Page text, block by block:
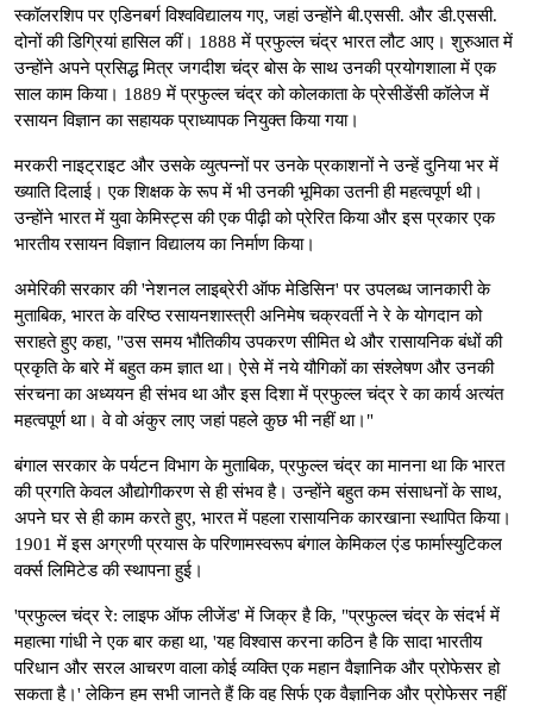
स्कॉलरशिप पर एडिनबर्ग विश्वविद्यालय गए, जहां उन्होंने बी.एससी. और डी.एससी.
दोनों की डिग्रियां हासिल कीं। 1888 में प्रफुल्ल चंद्र भारत लौट आए। शुरुआत में
उन्होंने अपने प्रसिद्ध मित्र जगदीश चंद्र बोस के साथ उनकी प्रयोगशाला में एक
साल काम किया। 1889 में प्रफुल्ल चंद्र को कोलकाता के प्रेसीडेंसी कॉलेज में
रसायन विज्ञान का सहायक प्राध्यापक नियुक्त किया गया।
मरकरी नाइट्राइट और उसके व्युत्पन्नों पर उनके प्रकाशनों ने उन्हें दुनिया भर में
ख्याति दिलाई। एक शिक्षक के रूप में भी उनकी भूमिका उतनी ही महत्वपूर्ण थी।
उन्होंने भारत में युवा केमिस्ट्स की एक पीढ़ी को प्रेरित किया और इस प्रकार एक
भारतीय रसायन विज्ञान विद्यालय का निर्माण किया।
अमेरिकी सरकार की 'नेशनल लाइब्रेरी ऑफ मेडिसिन' पर उपलब्ध जानकारी के
मुताबिक, भारत के वरिष्ठ रसायनशास्त्री अनिमेष चक्रवर्ती ने रे के योगदान को
सराहते हुए कहा, "उस समय भौतिकीय उपकरण सीमित थे और रासायनिक बंधों की
प्रकृति के बारे में बहुत कम ज्ञात था। ऐसे में नये यौगिकों का संश्लेषण और उनकी
संरचना का अध्ययन ही संभव था और इस दिशा में प्रफुल्ल चंद्र रे का कार्य अत्यंत
महत्वपूर्ण था। वे वो अंकुर लाए जहां पहले कुछ भी नहीं था।"
बंगाल सरकार के पर्यटन विभाग के मुताबिक, प्रफुल्ल चंद्र का मानना था कि भारत
की प्रगति केवल औद्योगीकरण से ही संभव है। उन्होंने बहुत कम संसाधनों के साथ,
अपने घर से ही काम करते हुए, भारत में पहला रासायनिक कारखाना स्थापित किया।
1901 में इस अग्रणी प्रयास के परिणामस्वरूप बंगाल केमिकल एंड फार्मास्युटिकल
वर्क्स लिमिटेड की स्थापना हुई।
'प्रफुल्ल चंद्र रे: लाइफ ऑफ लीजेंड' में जिक्र है कि, "प्रफुल्ल चंद्र के संदर्भ में
महात्मा गांधी ने एक बार कहा था, 'यह विश्वास करना कठिन है कि सादा भारतीय
परिधान और सरल आचरण वाला कोई व्यक्ति एक महान वैज्ञानिक और प्रोफेसर हो
सकता है।' लेकिन हम सभी जानते हैं कि वह सिर्फ एक वैज्ञानिक और प्रोफेसर नहीं